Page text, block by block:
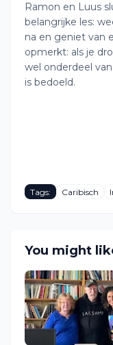
Ramon en Luus
belangrijke les:
na en geniet van
opmerkt: als je
wel onderdeel
is bedoeld.
Tags: Caribisch
You might